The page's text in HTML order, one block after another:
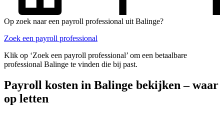
Op zoek naar een payroll professional uit Balinge?
Zoek een payroll professional
Klik op ‘Zoek een payroll professional’ om een betaalbare
professional Balinge te vinden die bij past.
Payroll kosten in Balinge bekijken – waar
op letten